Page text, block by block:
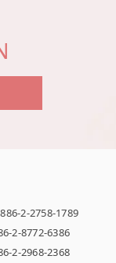
2-2758-1789
2-8772-6386
2-2968-2368